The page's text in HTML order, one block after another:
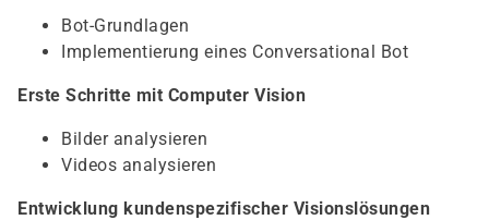
Bot-Grundlagen
Implementierung eines Conversational Bot
Erste Schritte mit Computer Vision
Bilder analysieren
Videos analysieren
Entwicklung kundenspezifischer Visionslösungen